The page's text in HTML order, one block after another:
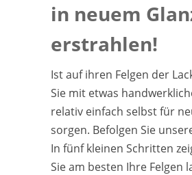
in neuem
erstrahlen!
Ist auf ihren Felgen der
Sie mit etwas
relativ einfach selbst für
sorgen. Befolgen Sie
In fünf kleinen Schritten
Sie am besten Ihre Felgen